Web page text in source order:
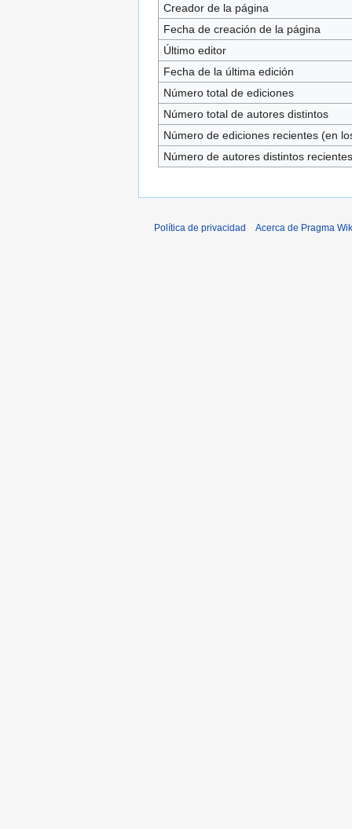
Creador de la página
Fecha de creación de la página
Último editor
Fecha de la última edición
Número total de ediciones
Número total de autores distintos
Número de ediciones recientes (en
Número de autores distintos recientes
Política de privacidad Acerca de Pragma